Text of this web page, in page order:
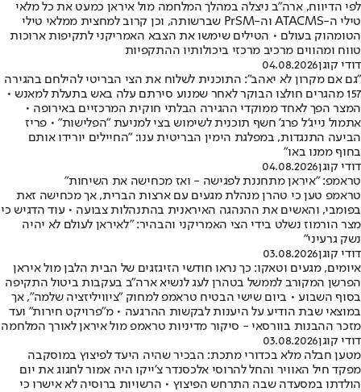
לפי הדיווח, ארה"ב ניצלה במהלך המלחמה מול איראן כמעט את כל מלאי
טילי ה-ATACMS וה-PrSM שברשותה, וכן קרוב למחצית ממלאי טילי
הטומהוק בעולם • הטילים שימשו את הצבא האמריקני לתקיפות ארוכות
טווח ומהווים מרכיב מרכזי ביכולותיו ההתקפיות
דודי קוגן04.08.2026
"גם אם מקרון לא יאהב": התוכנית לשלוח את הצי הבריטי להילחם בהגירה
157 מהגרים חולצו הבוקר לאחר שמנוע סירתם עלה באש בתעלת למאנש •
המצר הפך לאחד ממוקדי ההגירה הבלתי חוקית המרכזיים באירופה •
אתמול נייג'ל פרג' חשף תוכנית לשימוש בצי למניעת "הפלישות" • פריז
הביעה התנגדות, במפלגת הימין הבריטית ענו: "החיילים יורידו אותם
בחוף ממנו באו"
דודי קוגן04.08.2026
טראמפ: "איראן מתחננת לפגישה - ואז מכחישה את השיחות"
טראמפ טען כי טהרן מנהלת מגעים עם ארצות הברית, אך מכחישה זאת
בפומבי, והאשים את ההנהגה האיראנית בהתנהלות צבועה • עוד הדגיש כי
מצר הורמוז נשלט בידי הצי האמריקני והבהיר: "לאיראן לעולם לא יהיה
נשק גרעיני"
דודי קוגן03.08.2026
איומים, מגעים וטאקו: כך נראו חודשי הזיגזגים של הבית הלבן מול איראן
הפרשן המקורב לממשל בטהרן לעג לנשיא ארה"ב בעקבות ביטול התקיפה
בסוף השבוע • ביום שישי הבטיח טראמפ למחוק "ציוויליזציה שלמה", אך
במוצאי שבת הודיע על היענות לבקשות ההרגעה • מ"פרויקט חירות" ועד
מזכר ההבנות בוורסאי - סיקור מדיניות טראמפ מול איראן לאורך המלחמה
דודי קוגן03.08.2026
מטען חבלה מלא בכדורי מתכת: הבכיר שהיה היעד לפיצוץ במוסקבה
מפקד חיל האוויר והחל להרוסי אלכסנדר צ'ייקו היה אמור לחגוג את יום
הולדתו במסעדה שבה התרחש הפיצוץ • הרשויות ברוסיה לא אישרו כי